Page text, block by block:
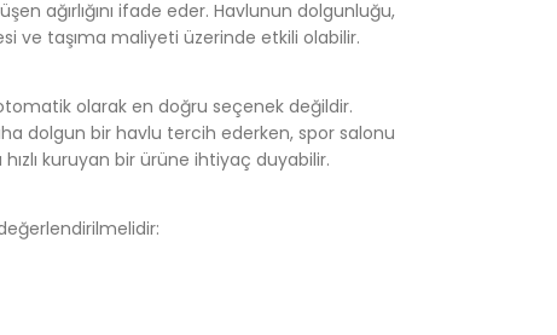
ağırlığını ifade eder. Havlunun dolgunluğu,
ve taşıma maliyeti üzerinde etkili olabilir.
olarak en doğru seçenek değildir.
dolgun bir havlu tercih ederken, spor salonu
kuruyan bir ürüne ihtiyaç duyabilir.